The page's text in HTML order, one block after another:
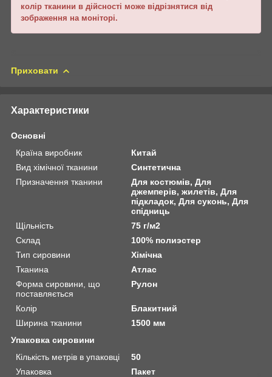
колір тканини в дійсності може відрізнятися від
зображення на моніторі.
Приховати
Характеристики
Основні
Країна виробник
Китай
Вид хімічної тканини
Синтетична
Призначення тканини
Для костюмів, Для
джемперів, жилетів, Для
підкладок, Для суконь, Для
спідниць
Щільність
75 г/м2
Склад
100% полиэстер
Тип сировини
Хімічна
Тканина
Атлас
Форма сировини, що
поставляється
Рулон
Колір
Блакитний
Ширина тканини
1500 мм
Упаковка сировини
Кількість метрів в упаковці
50
Упаковка
Пакет